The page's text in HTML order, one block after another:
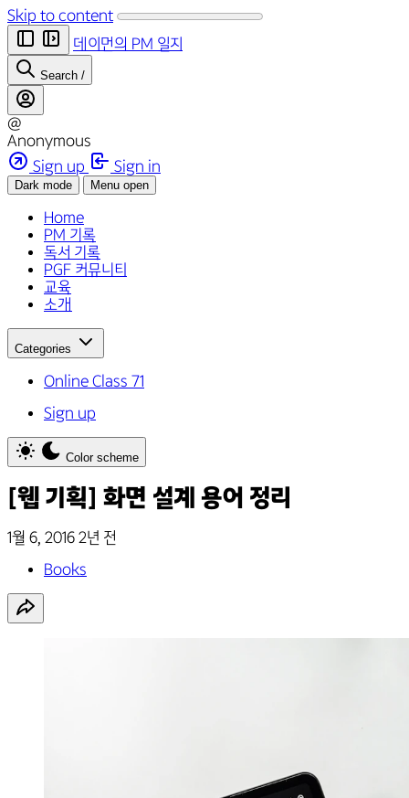
Skip to content
데이먼의 PM 일지
Search /
@
Anonymous
Sign up
Sign in
Dark mode Menu open
Home
PM 기록
독서 기록
PGF 커뮤니티
교육
소개
Categories
Online Class 71
Sign up
Color scheme
[웹 기획] 화면 설계 용어 정리
1월 6, 2016 2년 전
Books